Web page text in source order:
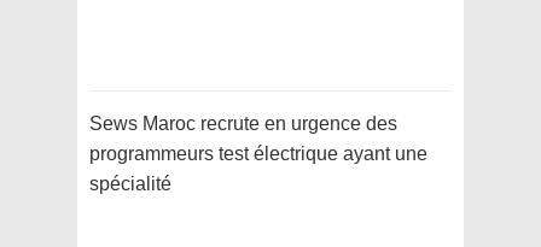
Sews Maroc recrute en urgence des
programmeurs test électrique ayant une
spécialité